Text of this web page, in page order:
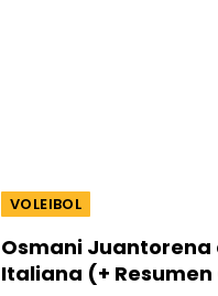
VOLEIBOL
Osmani Juantorena
Italiana (+